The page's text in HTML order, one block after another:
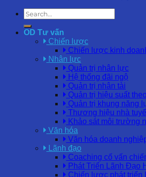
OD Tư vấn
Chiến lược
Chiến lược kinh
Nhân lực
Quản trị nhân lực
Hệ thống đãi ngộ
Quản trị nhân tài
Quản trị hiệu suất
Quản trị khung năng
Thương hiệu nhà
Khảo sát môi trường
Văn hóa
Văn hóa doanh
Lãnh đạo
Coaching cố vấn
Phát Triển Lãnh Đạo
Chiến lược phát triển